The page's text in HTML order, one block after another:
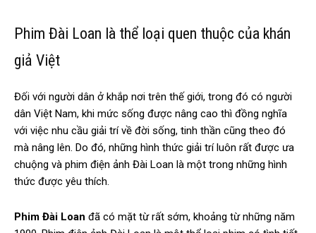
Phim Đài Loan là thể loại quen thuộc của khán
giả Việt
Đối với người dân ở khắp nơi trên thế giới, trong đó có người
dân Việt Nam, khi mức sống được nâng cao thì đồng nghĩa
với việc nhu cầu giải trí về đời sống, tinh thần cũng theo đó
mà nâng lên. Do đó, những hình thức giải trí luôn rất được ưa
chuộng và phim điện ảnh Đài Loan là một trong những hình
thức được yêu thích.
Phim Đài Loan đã có mặt từ rất sớm, khoảng từ những năm